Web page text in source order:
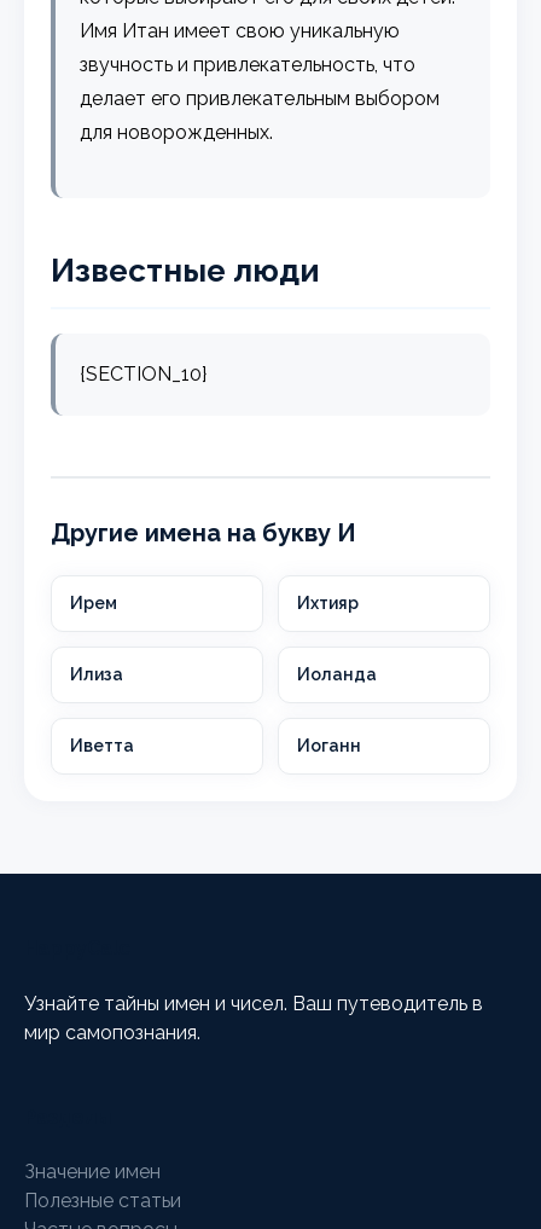
Имя Итан имеет свою уникальную
звучность и привлекательность, что
делает его привлекательным выбором
для новорожденных.
Известные люди
{SECTION_10}
Другие имена на букву И
Ирем Ихтияр
Илиза Иоланда
Иветта Иоганн
Узнайте тайны имен и чисел. Ваш путеводитель в
мир самопознания.
Значение имен
Полезные статьи